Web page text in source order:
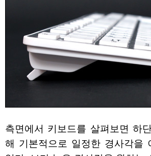
측면에서 키보드를 살펴보면 하
해 기본적으로 일정한 경사각을